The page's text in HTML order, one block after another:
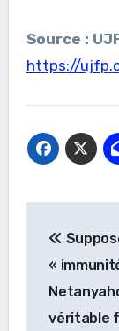
Source :
https://
de
«
véritable